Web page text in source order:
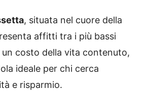
, situata nel cuore della
affitti tra i più bassi
un costo della vita contenuto,
ideale per chi cerca
e risparmio.